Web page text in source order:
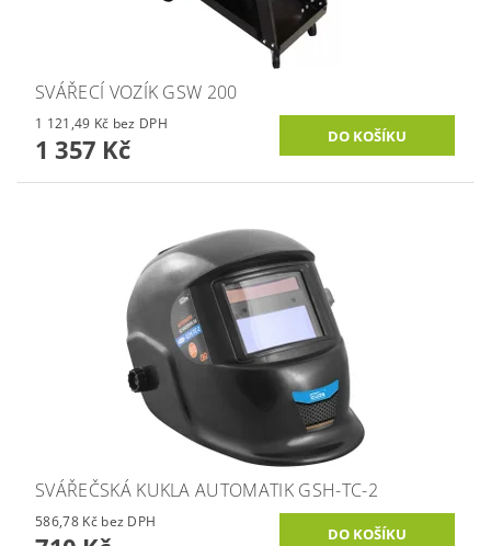
SVÁŘECÍ VOZÍK GSW 200
1 121,49 Kč bez DPH
1 357 Kč
SVÁŘEČSKÁ KUKLA AUTOMATIK GSH-TC-2
586,78 Kč bez DPH